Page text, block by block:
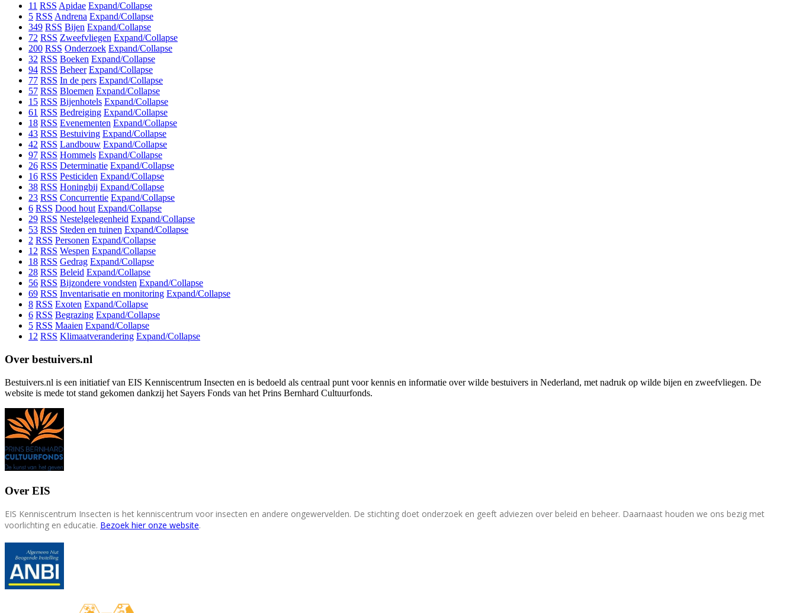
11 RSS Apidae Expand/Collapse
5 RSS Andrena Expand/Collapse
349 RSS Bijen Expand/Collapse
72 RSS Zweefvliegen Expand/Collapse
200 RSS Onderzoek Expand/Collapse
32 RSS Boeken Expand/Collapse
94 RSS Beheer Expand/Collapse
77 RSS In de pers Expand/Collapse
57 RSS Bloemen Expand/Collapse
15 RSS Bijenhotels Expand/Collapse
61 RSS Bedreiging Expand/Collapse
18 RSS Evenementen Expand/Collapse
43 RSS Bestuiving Expand/Collapse
42 RSS Landbouw Expand/Collapse
97 RSS Hommels Expand/Collapse
26 RSS Determinatie Expand/Collapse
16 RSS Pesticiden Expand/Collapse
38 RSS Honingbij Expand/Collapse
23 RSS Concurrentie Expand/Collapse
6 RSS Dood hout Expand/Collapse
29 RSS Nestelgelegenheid Expand/Collapse
53 RSS Steden en tuinen Expand/Collapse
2 RSS Personen Expand/Collapse
12 RSS Wespen Expand/Collapse
18 RSS Gedrag Expand/Collapse
28 RSS Beleid Expand/Collapse
56 RSS Bijzondere vondsten Expand/Collapse
69 RSS Inventarisatie en monitoring Expand/Collapse
8 RSS Exoten Expand/Collapse
6 RSS Begrazing Expand/Collapse
5 RSS Maaien Expand/Collapse
12 RSS Klimaatverandering Expand/Collapse
Over bestuivers.nl
Bestuivers.nl is een initiatief van EIS Kenniscentrum Insecten en is bedoeld als centraal punt voor kennis en informatie over wilde bestuivers in Nederland, met nadruk op wilde bijen en zweefvliegen. De
website is mede tot stand gekomen dankzij het Sayers Fonds van het Prins Bernhard Cultuurfonds.
Over EIS
EIS Kenniscentrum Insecten is het kenniscentrum voor insecten en andere ongewervelden. De stichting doet onderzoek en geeft adviezen over beleid en beheer. Daarnaast houden we ons bezig met
voorlichting en educatie. Bezoek hier onze website.